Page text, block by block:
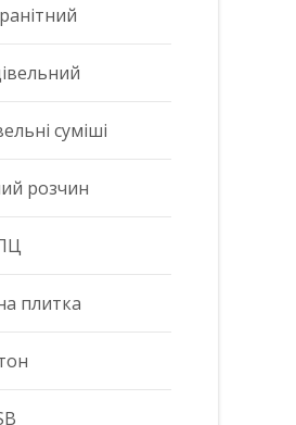
суміші
розчин
плитка